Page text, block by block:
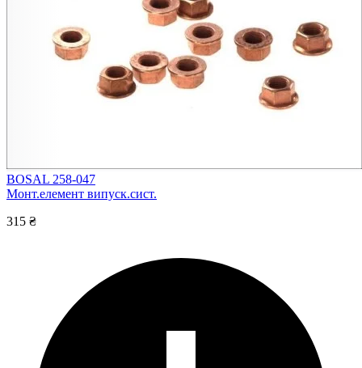
BOSAL 258-047
Монт.елемент випуск.сист.
315 ₴